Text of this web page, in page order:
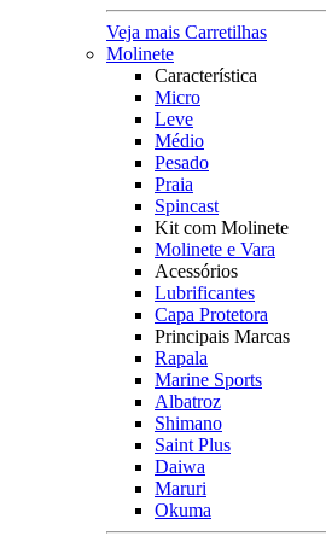
Veja mais Carretilhas
Molinete
Característica
Micro
Leve
Médio
Pesado
Praia
Spincast
Kit com Molinete
Molinete e Vara
Acessórios
Lubrificantes
Capa Protetora
Principais Marcas
Rapala
Marine Sports
Albatroz
Shimano
Saint Plus
Daiwa
Maruri
Okuma